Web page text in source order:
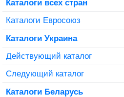
Каталоги всех стран
Каталоги Евросоюз
Каталоги Украина
Действующий каталог
Следующий каталог
Каталоги Беларусь